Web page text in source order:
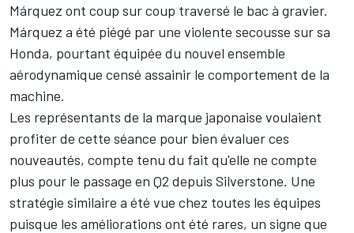
Márquez ont coup sur coup traversé le bac à gravier.
Márquez a été piégé par une violente secousse sur sa
Honda, pourtant équipée du nouvel ensemble
aérodynamique censé assainir le comportement de la
machine.
Les représentants de la marque japonaise voulaient
profiter de cette séance pour bien évaluer ces
nouveautés, compte tenu du fait qu'elle ne compte
plus pour le passage en Q2 depuis Silverstone. Une
stratégie similaire a été vue chez toutes les équipes
puisque les améliorations ont été rares, un signe que